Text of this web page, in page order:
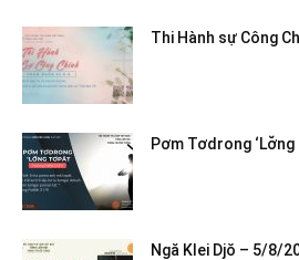
Thi Hành sự Công
Pơm Tơdrong
Ngă Klei Djŏ – 5/8/